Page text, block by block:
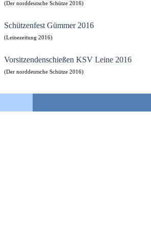
(Der norddeutsche Schütze 2016)
Schützenfest Gümmer 2016
(Leinezeitung 2016)
Vorsitzendenschießen KSV Leine 2016
(Der norddeutsche Schütze 2016)